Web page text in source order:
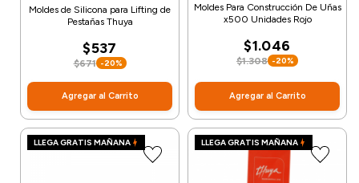
Moldes de Silicona para Lifting de
Pestañas Thuya
$537
$671 -20%
Agregar al Carrito
Moldes Para Construcción De Uñas
x500 Unidades Rojo
$1.046
$1.308 -20%
Agregar al Carrito
LLEGA GRATIS MAÑANA LLEGA GRATIS MAÑANA